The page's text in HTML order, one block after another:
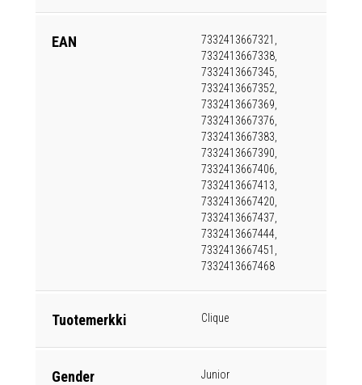
EAN
7332413667321,
7332413667338,
7332413667345,
7332413667352,
7332413667369,
7332413667376,
7332413667383,
7332413667390,
7332413667406,
7332413667413,
7332413667420,
7332413667437,
7332413667444,
7332413667451,
7332413667468
Tuotemerkki Clique
Gender Junior